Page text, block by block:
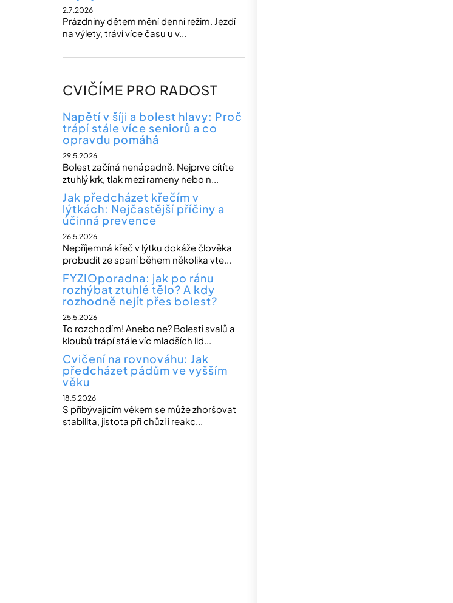
2.7.2026
Prázdniny dětem mění denní režim. Jezdí
na výlety, tráví více času u v...
CVIČÍME PRO RADOST
Napětí v šíji a bolest hlavy: Proč
trápí stále více seniorů a co
opravdu pomáhá
29.5.2026
Bolest začíná nenápadně. Nejprve cítíte
ztuhlý krk, tlak mezi rameny nebo n...
Jak předcházet křečím v
lýtkách: Nejčastější příčiny a
účinná prevence
26.5.2026
Nepříjemná křeč v lýtku dokáže člověka
probudit ze spaní během několika vte...
FYZIOporadna: jak po ránu
rozhýbat ztuhlé tělo? A kdy
rozhodně nejít přes bolest?
25.5.2026
To rozchodím! Anebo ne? Bolesti svalů a
kloubů trápí stále víc mladších lid...
Cvičení na rovnováhu: Jak
předcházet pádům ve vyšším
věku
18.5.2026
S přibývajícím věkem se může zhoršovat
stabilita, jistota při chůzi i reakc...